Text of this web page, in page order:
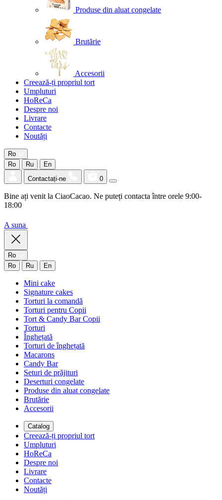
Produse din aluat congelate
Brutărie
Accesorii
Creează-ți propriul tort
Umpluturi
HoReCa
Despre noi
Livrare
Contacte
Noutăți
Ro
Ro
Ru
En
Contactați-ne
0
Bine ați venit la CiaoCacao. Ne puteți contacta între orele 9:00-
18:00
A suna
Ro
Ro
Ru En
Mini cake
Signature cakes
Torturi la comandă
Torturi pentru Copii
Tort & Candy Bar Copii
Torturi
Înghețată
Torturi de înghețată
Macarons
Candy Bar
Seturi de prăjituri
Deserturi congelate
Produse din aluat congelate
Brutărie
Accesorii
Catalog
Creează-ți propriul tort
Umpluturi
HoReCa
Despre noi
Livrare
Contacte
Noutăți